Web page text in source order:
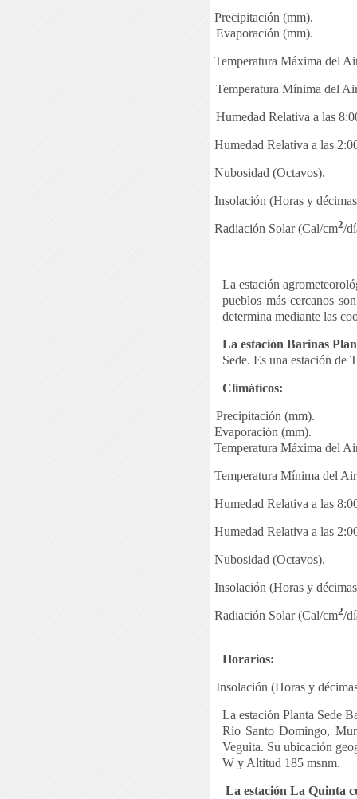
Precipitación (mm).
Evaporación (mm).
Temperatura Máxima del
Temperatura Mínima del
Humedad Relativa a las
Humedad Relativa a las
Nubosidad (Octavos).
Insolación (Horas y
Radiación Solar (Cal/cm2/
La estación
pueblos más cercanos
determina mediante las
La estación Barinas
Sede. Es una estación de
Climáticos:
Precipitación (mm).
Evaporación (mm).
Temperatura Máxima del
Temperatura Mínima del
Humedad Relativa a las
Humedad Relativa a las
Nubosidad (Octavos).
Insolación (Horas y
Radiación Solar (Cal/cm2/
Horarios:
Insolación (Horas y
La estación Planta Sede
Río Santo Domingo,
Veguita. Su ubicación
W y Altitud 185 msnm.
La estación La Quinta